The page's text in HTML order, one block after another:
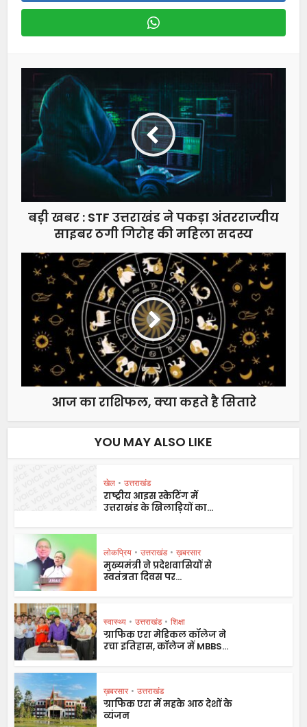
बड़ी खबर : STF उत्तराखंड ने पकड़ा अंतरराज्यीय
साइबर ठगी गिरोह की महिला सदस्य
आज का राशिफल, क्या कहते है सितारे
YOU MAY ALSO LIKE
खेल • उत्तराखंड
राष्ट्रीय आइस स्केटिंग में
उत्तराखंड के खिलाड़ियों का...
लोकप्रिय • उत्तराखंड • ख़बरसार
मुख्यमंत्री ने प्रदेशवासियों से
स्वतंत्रता दिवस पर...
स्वास्थ्य • उत्तराखंड • शिक्षा
ग्राफिक एरा मेडिकल कॉलेज ने
रचा इतिहास, कॉलेज में MBBS...
ख़बरसार • उत्तराखंड
ग्राफिक एरा में महके आठ देशों के
व्यंजन